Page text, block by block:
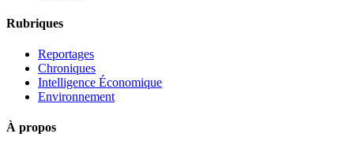
Rubriques
Reportages
Chroniques
Intelligence Économique
Environnement
À propos